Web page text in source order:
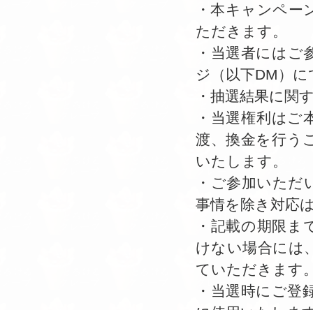
・本キャンペ
ただきます。
・当選者には
ジ（以下DM）
・抽選結果に関
・当選権利は
渡、換金を行う
いたします。
・ご参加いた
事情を除き対応
・記載の期限
けない場合には
ていただきます
・当選時にご